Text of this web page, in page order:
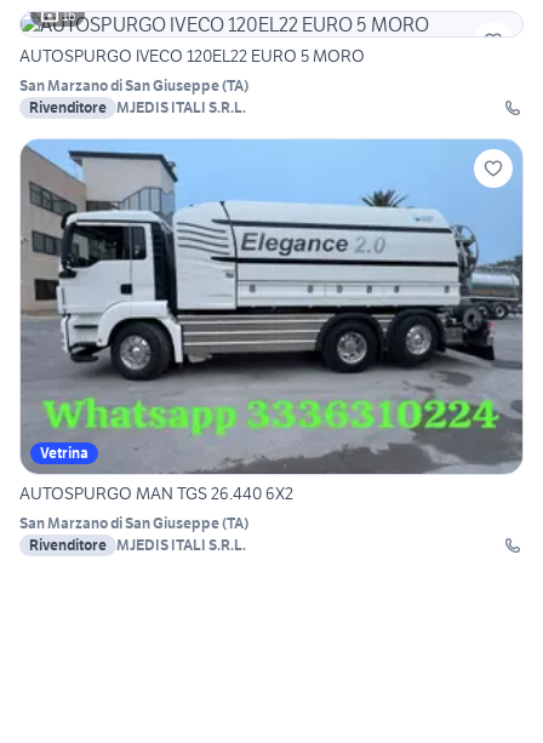
16
AUTOSPURGO IVECO 120EL22 EURO 5 MORO
San Marzano di San Giuseppe(TA)
Rivenditore MJEDIS ITALI S.R.L.
Vetrina
AUTOSPURGO MAN TGS 26.440 6X2
San Marzano di San Giuseppe(TA)
Rivenditore MJEDIS ITALI S.R.L.